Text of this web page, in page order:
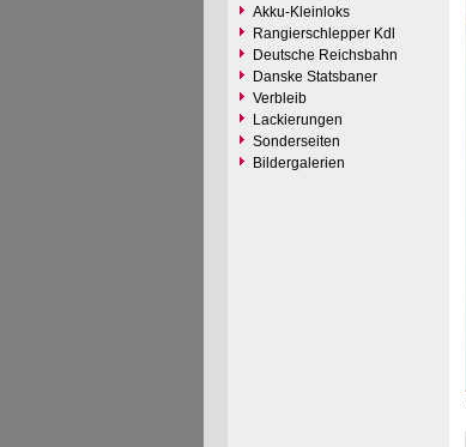
Akku-Kleinloks
Rangierschlepper Kdl
Deutsche Reichsbahn
Danske Statsbaner
Verbleib
Lackierungen
Sonderseiten
Bildergalerien